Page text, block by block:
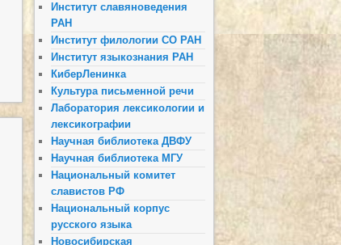
Институт славяноведения
РАН
Институт филологии СО РАН
Институт языкознания РАН
КиберЛенинка
Культура письменной речи
Лаборатория лексикологии и
лексикографии
Научная библиотека ДВФУ
Научная библиотека МГУ
Национальный комитет
славистов РФ
Национальный корпус
русского языка
Новосибирская